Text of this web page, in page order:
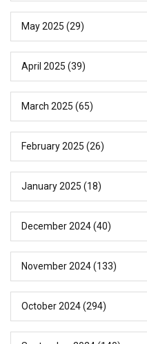
May 2025 (29)
April 2025 (39)
March 2025 (65)
February 2025 (26)
January 2025 (18)
December 2024(40)
November 2024(133)
October 2024(294)